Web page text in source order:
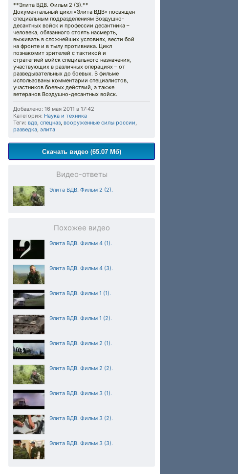
**Элита ВДВ. Фильм 2 (3).**
Документальный цикл «Элита ВДВ» посвящен
специальным подразделениям Воздушно-
десантных войск и профессии десантника –
человека, обязанного стоять насмерть,
выживать в сложнейших условиях, вести бой
на фронте и в тылу противника. Цикл
познакомит зрителей с тактикой и
стратегией войск специального назначения,
участвующих в различных операциях – от
разведывательных до боевых. В фильме
использованы комментарии специалистов,
участников боевых действий, а также
ветеранов Воздушно-десантных войск.
Добавлено: 16 мая 2011 в 17:42
Категория: Наука и техника
Теги: вдв, спецназ, вооруженные силы россии,
разведка, элита
Скачать видео (65.07 Мб)
Видео-ответы
Элита ВДВ. Фильм 2 (2).
Похожее видео
Элита ВДВ. Фильм 4 (1).
Элита ВДВ. Фильм 4 (3).
Элита ВДВ. Фильм 1 (1).
Элита ВДВ. Фильм 1 (2).
Элита ВДВ. Фильм 2 (1).
Элита ВДВ. Фильм 2 (2).
Элита ВДВ. Фильм 3 (1).
Элита ВДВ. Фильм 3 (2).
Элита ВДВ. Фильм 3 (3).